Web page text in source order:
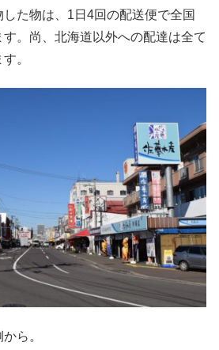
た物は、1日4回の配送便で全国
。尚、北海道以外への配達は全て
。
ら。